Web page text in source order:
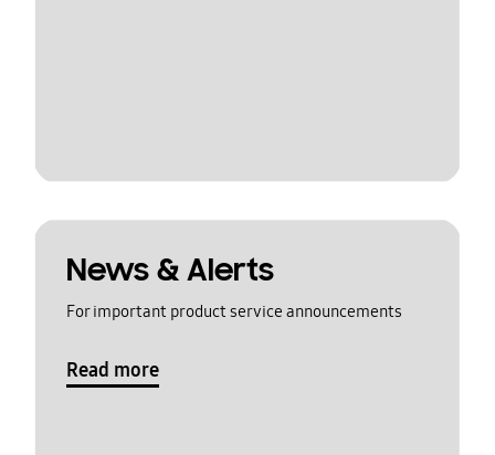
News & Alerts
For important product service announcements
Read more